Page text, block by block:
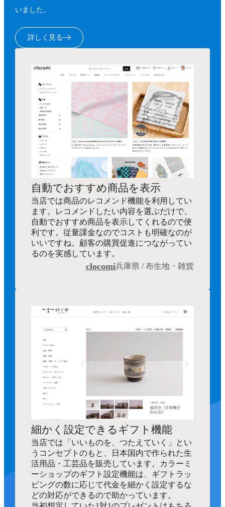
いました。
詳しく見る
自動でおすすめ商品を表示
当店では商品のレコメンド機能を利用してい
ます。レコメンドしたい内容を選ぶだけで、
自動でおすすめ商品を表示してくれるので便
利です。従量課金なのでコストも明確なのが
いいですね。顧客の購買促進につながってい
るのを実感しています。
clocomi兵庫県 / 布生地・雑貨
細かく設定できるギフト機能
当店では「いいものを、つたえていく」とい
うコンセプトのもと、日本国内で作られた生
活用品・工芸品を販売しています。カラーミ
ーショップのギフト設定機能は、ギフトラッ
ピングの数に応じて代金を細かく設定するな
どの対応ができるので助かっています。